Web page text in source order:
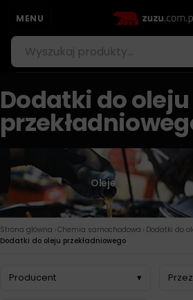
MENU
Dodatki do oleju
Oleje
Strona główna › Chemia samochodowa › Dodatki do
Dodatki do oleju przekładniowego
Producent ▾